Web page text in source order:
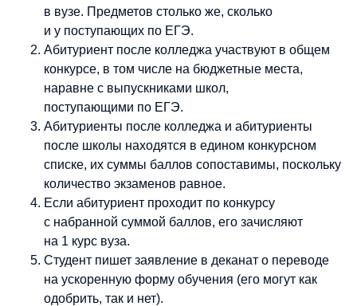
в вузе. Предметов столько же, сколько
и у поступающих по ЕГЭ.
Абитуриент после колледжа участвуют в общем
конкурсе, в том числе на бюджетные места,
наравне с выпускниками школ,
поступающими по ЕГЭ.
Абитуриенты после колледжа и абитуриенты
после школы находятся в едином конкурсном
списке, их суммы баллов сопоставимы, поскольку
количество экзаменов равное.
Если абитуриент проходит по конкурсу
с набранной суммой баллов, его зачисляют
на 1 курс вуза.
Студент пишет заявление в деканат о переводе
на ускоренную форму обучения (его могут как
одобрить, так и нет).